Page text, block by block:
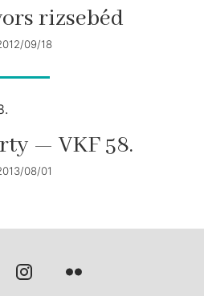
rizsebéd
09/18
— VKF 58.
08/01